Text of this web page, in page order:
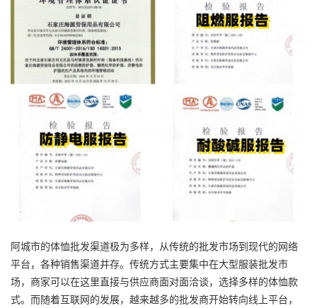
阿城市的体恤批发渠道极为多样，从传统的批发市场到现代的网络
平台，各种销售渠道并存。传统方式主要集中在大型服装批发市
场，商家可以在这里直接与供应商面对面洽谈，选择多样的体恤款
式。而随着互联网的发展，越来越多的批发商开始转向线上平台，